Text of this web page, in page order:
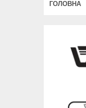
ГОЛОВНА